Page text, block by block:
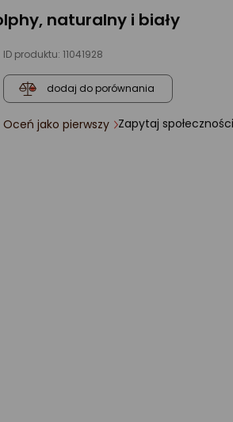
naturalny i biały
ID produktu: 11041928
dodaj do porównania
ocena
Oceń jako pierwszy Zapytaj społeczności